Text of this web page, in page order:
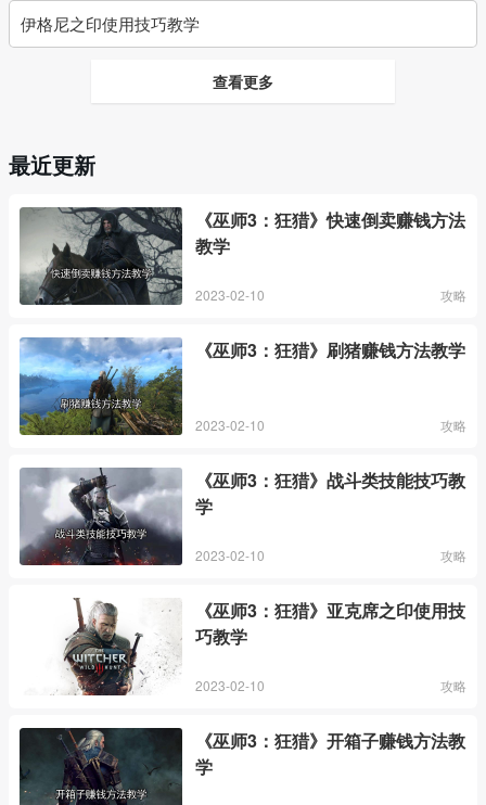
伊格尼之印使用技巧教学
查看更多
最近更新
《巫师3：狂猎》快速倒卖赚钱方法
教学
2023-02-10 攻略
《巫师3：狂猎》刷猪赚钱方法教学
2023-02-10 攻略
《巫师3：狂猎》战斗类技能技巧教
学
2023-02-10 攻略
《巫师3：狂猎》亚克席之印使用技
巧教学
2023-02-10 攻略
《巫师3：狂猎》开箱子赚钱方法教
学